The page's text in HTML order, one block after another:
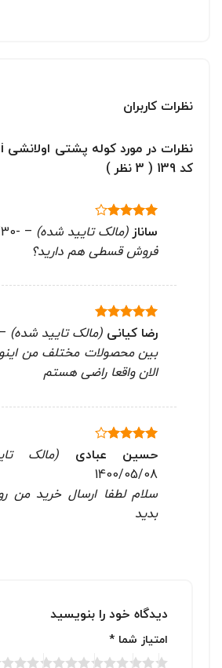
نظرات کاربران
کد 139 ( 3 نظر )
نمره4 ساناز(مالک تایید شده) –
-0001/11/30
فروش قسطی هم دارید؟
نمره5از
5
رضا کیانی (مالک تایید شده) –
بین محصولات مختلف من
الان واقعا راضی هستم
نمره4
حسین عبادی (مالک
1400/05/08
سلام لطفا ارسال خرید من
بدید
دیدگاه خود را بنویسید
امتیاز شما *